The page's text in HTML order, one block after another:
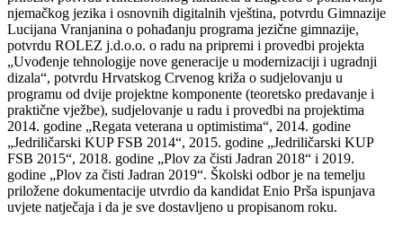
njemačkog jezika i osnovnih digitalnih vještina, potvrdu Gimnazije
Lucijana Vranjanina o pohađanju programa jezične gimnazije,
potvrdu ROLEZ j.d.o.o. o radu na pripremi i provedbi projekta
„Uvođenje tehnologije nove generacije u modernizaciji i ugradnji
dizala“, potvrdu Hrvatskog Crvenog križa o sudjelovanju u
programu od dvije projektne komponente (teoretsko predavanje i
praktične vježbe), sudjelovanje u radu i provedbi na projektima
2014. godine „Regata veterana u optimistima“, 2014. godine
„Jedriličarski KUP FSB 2014“, 2015. godine „Jedriličarski KUP
FSB 2015“, 2018. godine „Plov za čisti Jadran 2018“ i 2019.
godine „Plov za čisti Jadran 2019“. Školski odbor je na temelju
priložene dokumentacije utvrdio da kandidat Enio Prša ispunjava
uvjete natječaja i da je sve dostavljeno u propisanom roku.